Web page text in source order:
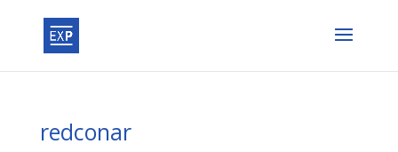
redconar